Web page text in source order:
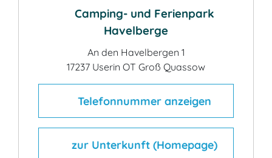
Camping- und Ferienpark
Havelberge
An den Havelbergen 1
17237 Userin OT Groß Quassow
Telefonnummer anzeigen
zur Unterkunft (Homepage)